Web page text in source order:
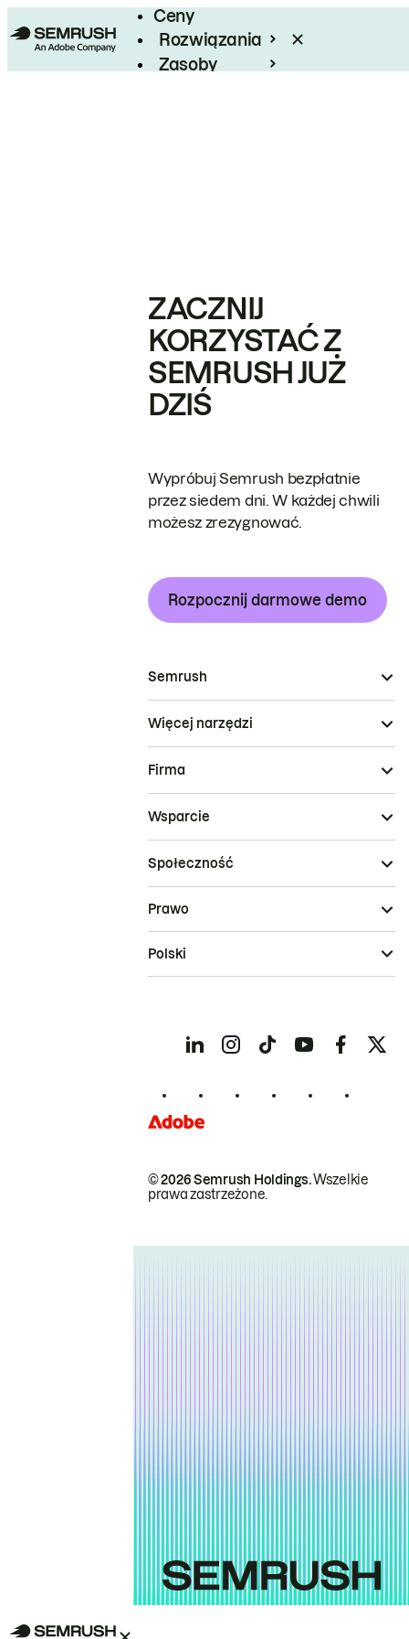
Ceny
Rozwiązania
Zasoby
ZACZNIJ
KORZYSTAĆ Z
SEMRUSH JUŻ
DZIŚ
Wypróbuj Semrush bezpłatnie
przez siedem dni. W każdej chwili
możesz zrezygnować.
Rozpocznij darmowe demo
Semrush
Więcej narzędzi
Firma
Wsparcie
Społeczność
© 2026 Semrush Holdings.Wszelkie
prawa zastrzeżone.
Prawo
Polski